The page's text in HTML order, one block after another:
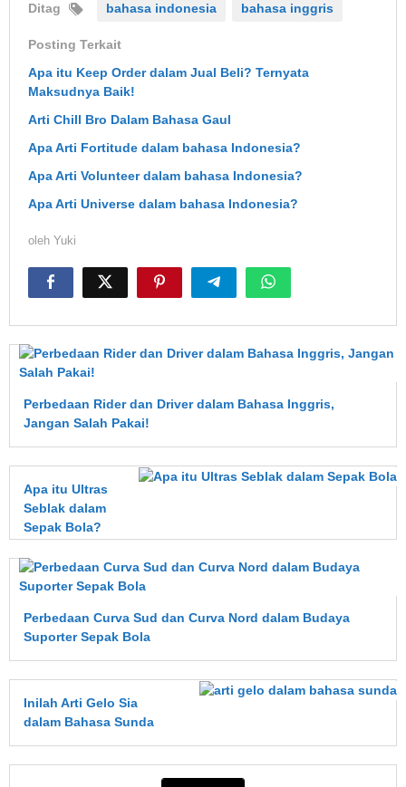
Ditag bahasa indonesia bahasa inggris
Posting Terkait
Apa itu Keep Order dalam Jual Beli? Ternyata
Maksudnya Baik!
Arti Chill Bro Dalam Bahasa Gaul
Apa Arti Fortitude dalam bahasa Indonesia?
Apa Arti Volunteer dalam bahasa Indonesia?
Apa Arti Universe dalam bahasa Indonesia?
oleh Yuki
Perbedaan Rider dan Driver dalam Bahasa Inggris,
Jangan Salah Pakai!
Apa itu Ultras
Seblak dalam
Sepak Bola?
Perbedaan Curva Sud dan Curva Nord dalam Budaya
Suporter Sepak Bola
Inilah Arti Gelo Sia
dalam Bahasa Sunda